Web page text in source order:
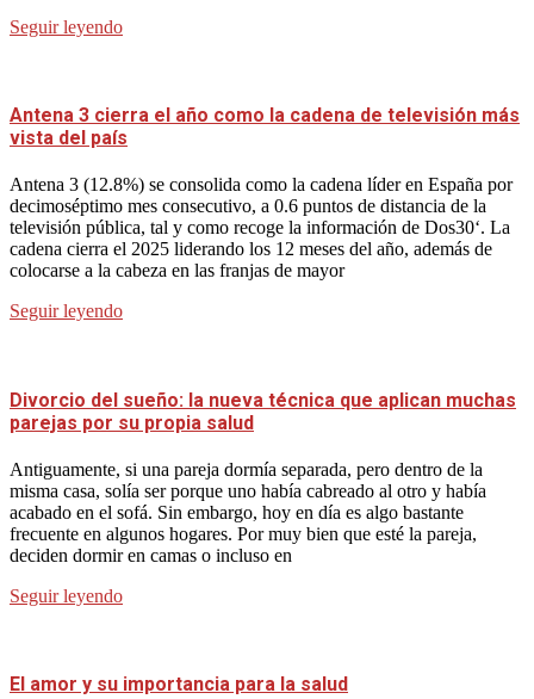
Seguir leyendo
Antena 3 cierra el año como la cadena de televisión más
vista del país
Antena 3 (12.8%) se consolida como la cadena líder en España por
decimoséptimo mes consecutivo, a 0.6 puntos de distancia de la
televisión pública, tal y como recoge la información de Dos30‘. La
cadena cierra el 2025 liderando los 12 meses del año, además de
colocarse a la cabeza en las franjas de mayor
Seguir leyendo
Divorcio del sueño: la nueva técnica que aplican muchas
parejas por su propia salud
Antiguamente, si una pareja dormía separada, pero dentro de la
misma casa, solía ser porque uno había cabreado al otro y había
acabado en el sofá. Sin embargo, hoy en día es algo bastante
frecuente en algunos hogares. Por muy bien que esté la pareja,
deciden dormir en camas o incluso en
Seguir leyendo
El amor y su importancia para la salud